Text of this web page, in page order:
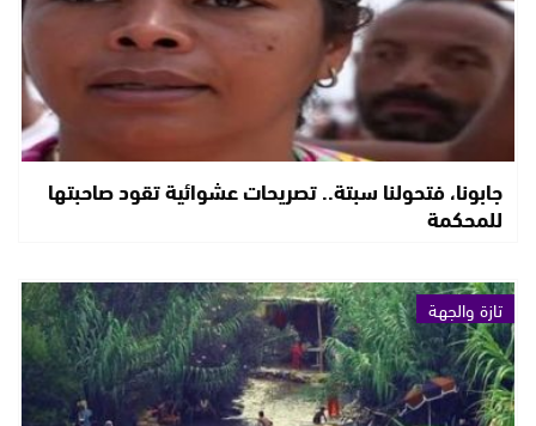
جابونا، فتحولنا سبتة.. تصريحات عشوائية تقود صاحبتها
للمحكمة
تازة والجهة